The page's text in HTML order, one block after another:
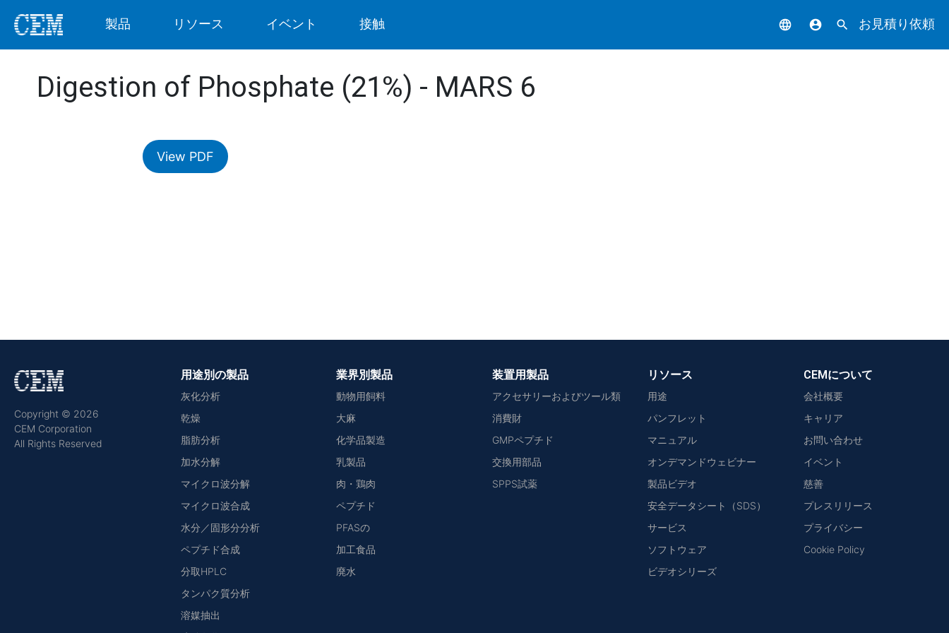
製品 リソース イベント 接触 language account_circle search お見積り依頼
Digestion of Phosphate (21%) - MARS 6
View PDF
Copyright © 2026
CEM Corporation
All Rights Reserved
用途別の製品
灰化分析
乾燥
脂肪分析
加水分解
マイクロ波分解
マイクロ波合成
水分／固形分分析
ペプチド合成
分取HPLC
タンパク質分析
溶媒抽出
業界別製品
動物用飼料
大麻
化学品製造
乳製品
肉・鶏肉
ペプチド
PFASの
加工食品
廃水
装置用製品
アクセサリーおよびツール類
消費財
GMPペプチド
交換用部品
SPPS試薬
リソース
用途
パンフレット
マニュアル
オンデマンドウェビナー
製品ビデオ
安全データシート（SDS）
サービス
ソフトウェア
ビデオシリーズ
CEMについて
会社概要
キャリア
お問い合わせ
イベント
慈善
プレスリリース
プライバシー
Cookie Policy